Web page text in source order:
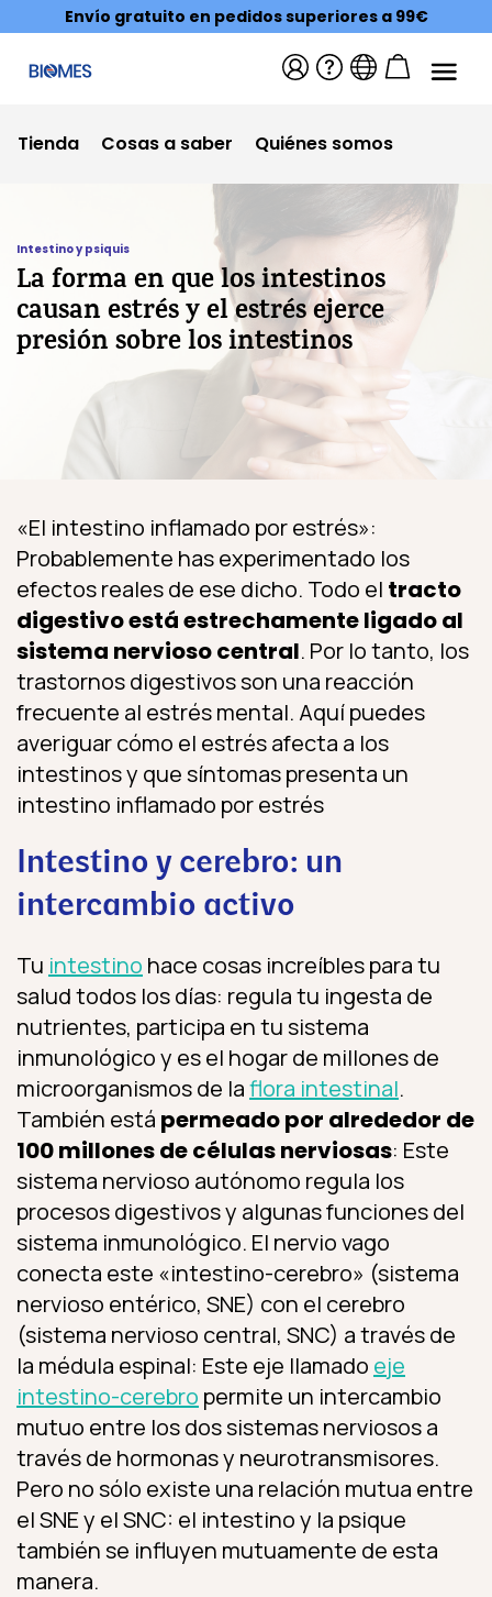
Envío gratuito en pedidos superiores a 99€
Tienda Cosas a saber Quiénes somos
Intestino y psiquis
La forma en que los intestinos
causan estrés y el estrés ejerce
presión sobre los intestinos
«El intestino inflamado por estrés»:
Probablemente has experimentado los
efectos reales de ese dicho. Todo el tracto
digestivo está estrechamente ligado al
sistema nervioso central. Por lo tanto, los
trastornos digestivos son una reacción
frecuente al estrés mental. Aquí puedes
averiguar cómo el estrés afecta a los
intestinos y que síntomas presenta un
intestino inflamado por estrés
Intestino y cerebro: un
intercambio activo
Tu intestino hace cosas increíbles para tu
salud todos los días: regula tu ingesta de
nutrientes, participa en tu sistema
inmunológico y es el hogar de millones de
microorganismos de laflora intestinal.
También está permeado por alrededor de
100 millones de células nerviosas: Este
sistema nervioso autónomo regula los
procesos digestivos y algunas funciones del
sistema inmunológico. El nervio vago
conecta este «intestino-cerebro» (sistema
nervioso entérico, SNE) con el cerebro
(sistema nervioso central, SNC) a través de
la médula espinal: Este eje llamado eje
intestino-cerebro permite un intercambio
mutuo entre los dos sistemas nerviosos a
través de hormonas y neurotransmisores.
Pero no sólo existe una relación mutua entre
el SNE y el SNC: el intestino y la psique
también se influyen mutuamente de esta
manera.